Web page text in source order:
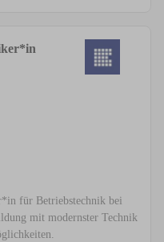
für Betriebstechnik bei
mit modernster Technik